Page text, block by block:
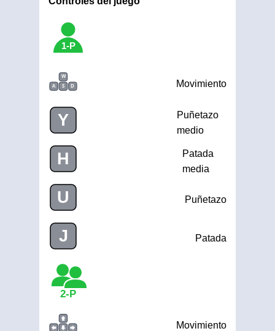
1-P
W
A
S D Movimiento
Y
Puñetazo
medio
H
Patada
media
U Puñetazo
J Patada
2-P
Movimiento